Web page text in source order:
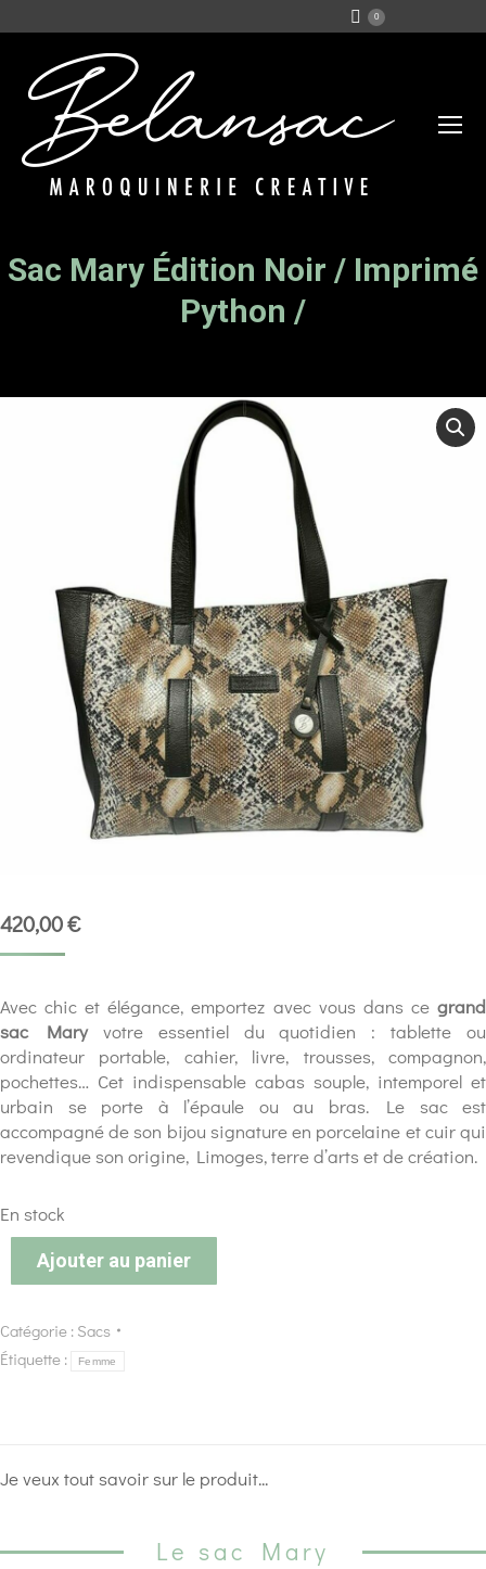
0
Sac Mary Édition Noir / Imprimé
Python /
420,00€
Avec chic et élégance, emportez avec vous dans ce grand
sac Maryvotre essentiel du quotidien : tablette ou
ordinateur portable, cahier, livre, trousses, compagnon,
pochettes… Cet indispensable cabas souple, intemporel et
urbain se porte à l’épaule ou au bras. Le sac est
accompagné de son bijou signature en porcelaine et cuir qui
revendique son origine, Limoges, terre d’arts et de création.
En stock
Ajouter au panier
Catégorie : Sacs
Étiquette :
Femme
Je veux tout savoir sur le produit...
Le sac Mary